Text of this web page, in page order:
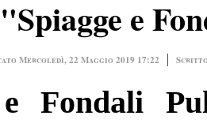
e
Mercoledì, 22 Maggio 2019 17:22 Scritto
e Fondali